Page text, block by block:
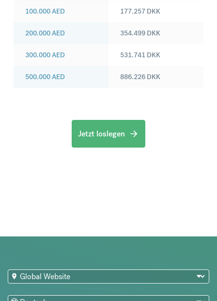
100.000AED
200.000AED
300.000AED
500.000AED
177.257 DKK
354.499 DKK
531.741 DKK
886.226 DKK
Jetzt loslegen